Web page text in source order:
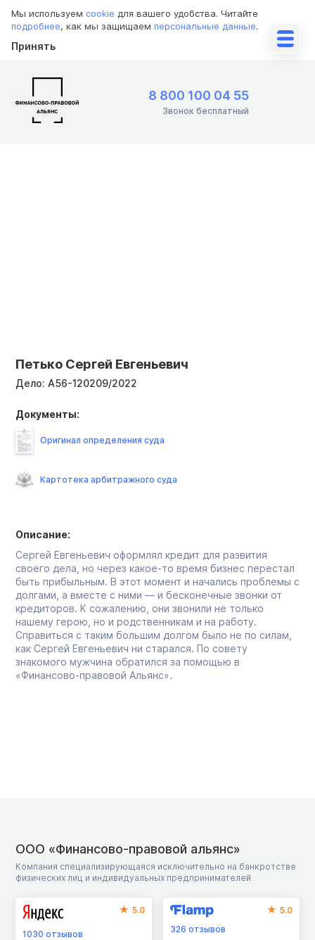
Мы используем cookie для вашего удобства. Читайте
подробнее, как мы защищаем персональные данные.
Принять
8 800 100 04 55
Звонок бесплатный
Петько Сергей Евгеньевич
Дело: А56-120209/2022
Описание:
Сергей Евгеньевич оформлял кредит для развития
своего дела, но через какое-то время бизнес перестал
быть прибыльным. В этот момент и начались проблемы с
долгами, а вместе с ними — и бесконечные звонки от
кредиторов. К сожалению, они звонили не только
нашему герою, но и родственникам и на работу.
Справиться с таким большим долгом было не по силам,
как Сергей Евгеньевич ни старался. По совету
знакомого мужчина обратился за помощью в
«Финансово-правовой Альянс».
Документы:
Оригинал определения суда
Картотека арбитражного суда
ООО «Финансово-правовой альянс»
Компания специализирующаяся исключительно на банкротстве
физических лиц и индивидуальных предпринимателей
5.0
1030 отзывов
5.0
326отзывов